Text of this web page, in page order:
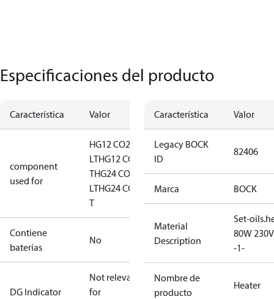
Especificaciones del producto
Característica Valor
component
used for
HG12 CO2
LTHG12 CO2
THG24 CO2
LTHG24 CO2
T
Contiene
baterías
No
DG Indicator
Not relevant
for
Característica Valor
Legacy BOCK
ID
82406
Marca BOCK
Material
Description
Set-
80W
-1-
Nombre de
producto
Heater